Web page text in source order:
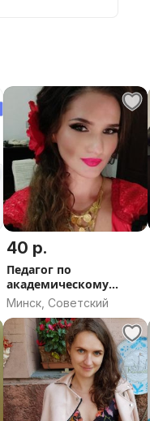
40 р.
Педагог по
академическому
вокалу,постановка
голоса
Минск, Советский